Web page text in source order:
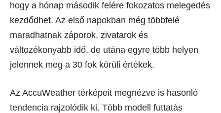
hogy a hónap második felére fokozatos melegedés
kezdődhet. Az első napokban még többfelé
maradhatnak záporok, zivatarok és
változékonyabb idő, de utána egyre több helyen
jelennek meg a 30 fok körüli értékek.
Az AccuWeather térképeit megnézve is hasonló
tendencia rajzolódik ki. Több modell futtatás